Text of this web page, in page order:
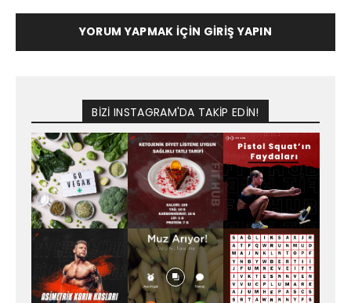
YORUM YAPMAK İÇIN GIRIŞ YAPIN
BİZİ INSTAGRAM'DA TAKİP EDİN!